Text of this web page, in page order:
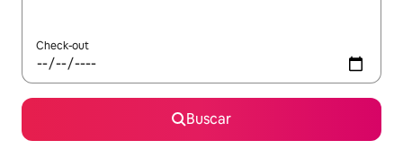
Check-out
Buscar